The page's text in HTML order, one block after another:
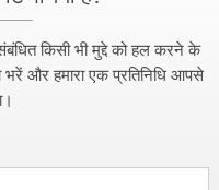
किसी भी मुद्दे को हल करने के
भरें और हमारा एक प्रतिनिधि आपसे